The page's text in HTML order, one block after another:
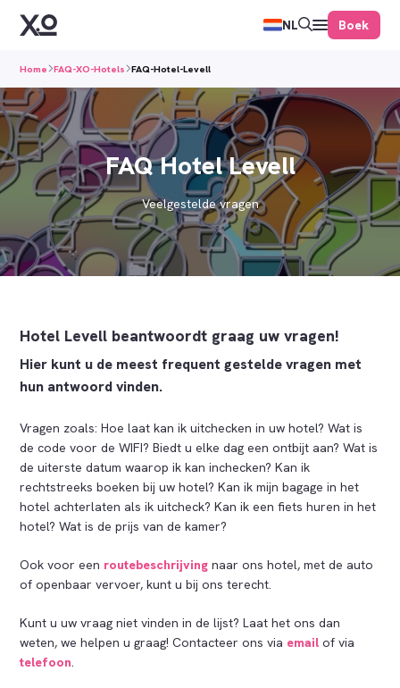
NL Boek
Home FAQ-XO-Hotels FAQ-Hotel-Levell
FAQ Hotel Levell
Veelgestelde vragen
Hotel Levell beantwoordt graag uw vragen!
Hier kunt u de meest frequent gestelde vragen met
hun antwoord vinden.
Vragen zoals: Hoe laat kan ik uitchecken in uw hotel? Wat is
de code voor de WIFI? Biedt u elke dag een ontbijt aan? Wat is
de uiterste datum waarop ik kan inchecken? Kan ik
rechtstreeks boeken bij uw hotel? Kan ik mijn bagage in het
hotel achterlaten als ik uitcheck? Kan ik een fiets huren in het
hotel? Wat is de prijs van de kamer?
Ook voor een routebeschrijvingnaar ons hotel, met de auto
of openbaar vervoer, kunt u bij ons terecht.
Kunt u uw vraag niet vinden in de lijst? Laat het ons dan
weten, we helpen u graag! Contacteer ons via email of via
telefoon.